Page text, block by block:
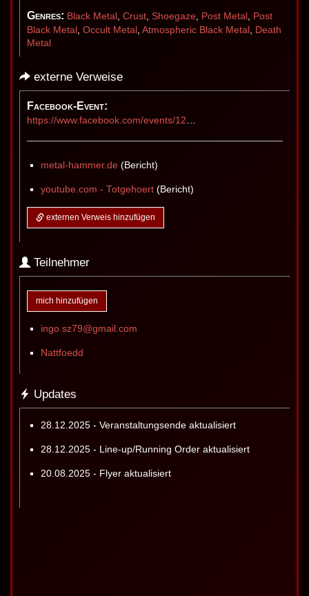
Genres: Black Metal Crust Shoegaze Post Metal
Post
Black Metal
Occult Metal Atmospheric Black Metal
Death
Metal
externe Verweise
Facebook-Event:
https://www.facebook.com/events/1287095846415770/
metal-hammer.de (Bericht)
youtube.com - Totgehoert (Bericht)
externen Verweis hinzufügen
Teilnehmer
mich hinzufügen
ingo.sz79@gmail.com
Nattfoedd
Updates
28.12.2025 - Veranstaltungsende aktualisiert
28.12.2025 - Line-up/Running Order aktualisiert
20.08.2025 - Flyer aktualisiert